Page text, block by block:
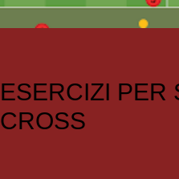
ESERCIZI PER
CROSS